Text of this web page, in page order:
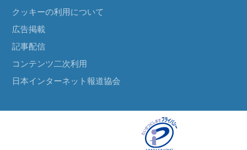
クッキーの利用について
広告掲載
記事配信
コンテンツ二次利用
日本インターネット報道協会